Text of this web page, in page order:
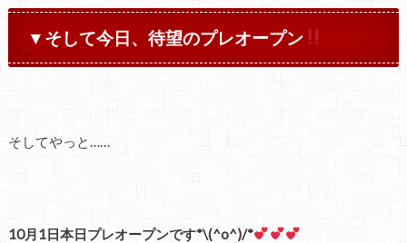
▼そして今日、待望のプレオープン
そしてやっと……
10月1日本日プレオープンです*\(^o^)/*